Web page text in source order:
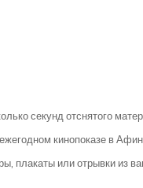
секунд отснятого
кинопоказе в
плакаты или отрывки из